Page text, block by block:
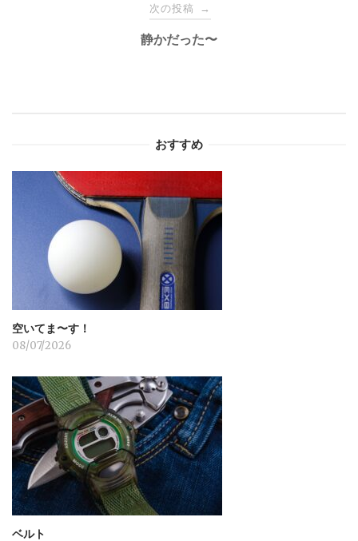
シ
次の投稿 →
静かだった〜
おすすめ
空いてま〜す！
08/07/2026
ベルト